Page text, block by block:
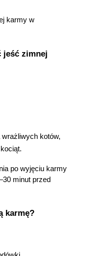
karmy w
jeść zimnej
kotów,
po wyjęciu karmy
minut przed
karmę?